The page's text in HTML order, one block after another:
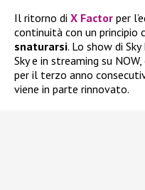
Il ritorno di X Factor per
continuità con un principio
snaturarsi. Lo show di
Sky e in streaming su
per il terzo anno
viene in parte rinnovato.